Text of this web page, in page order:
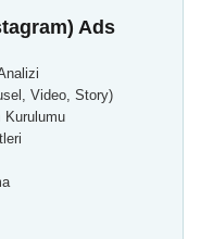
Ads
Video, Story)